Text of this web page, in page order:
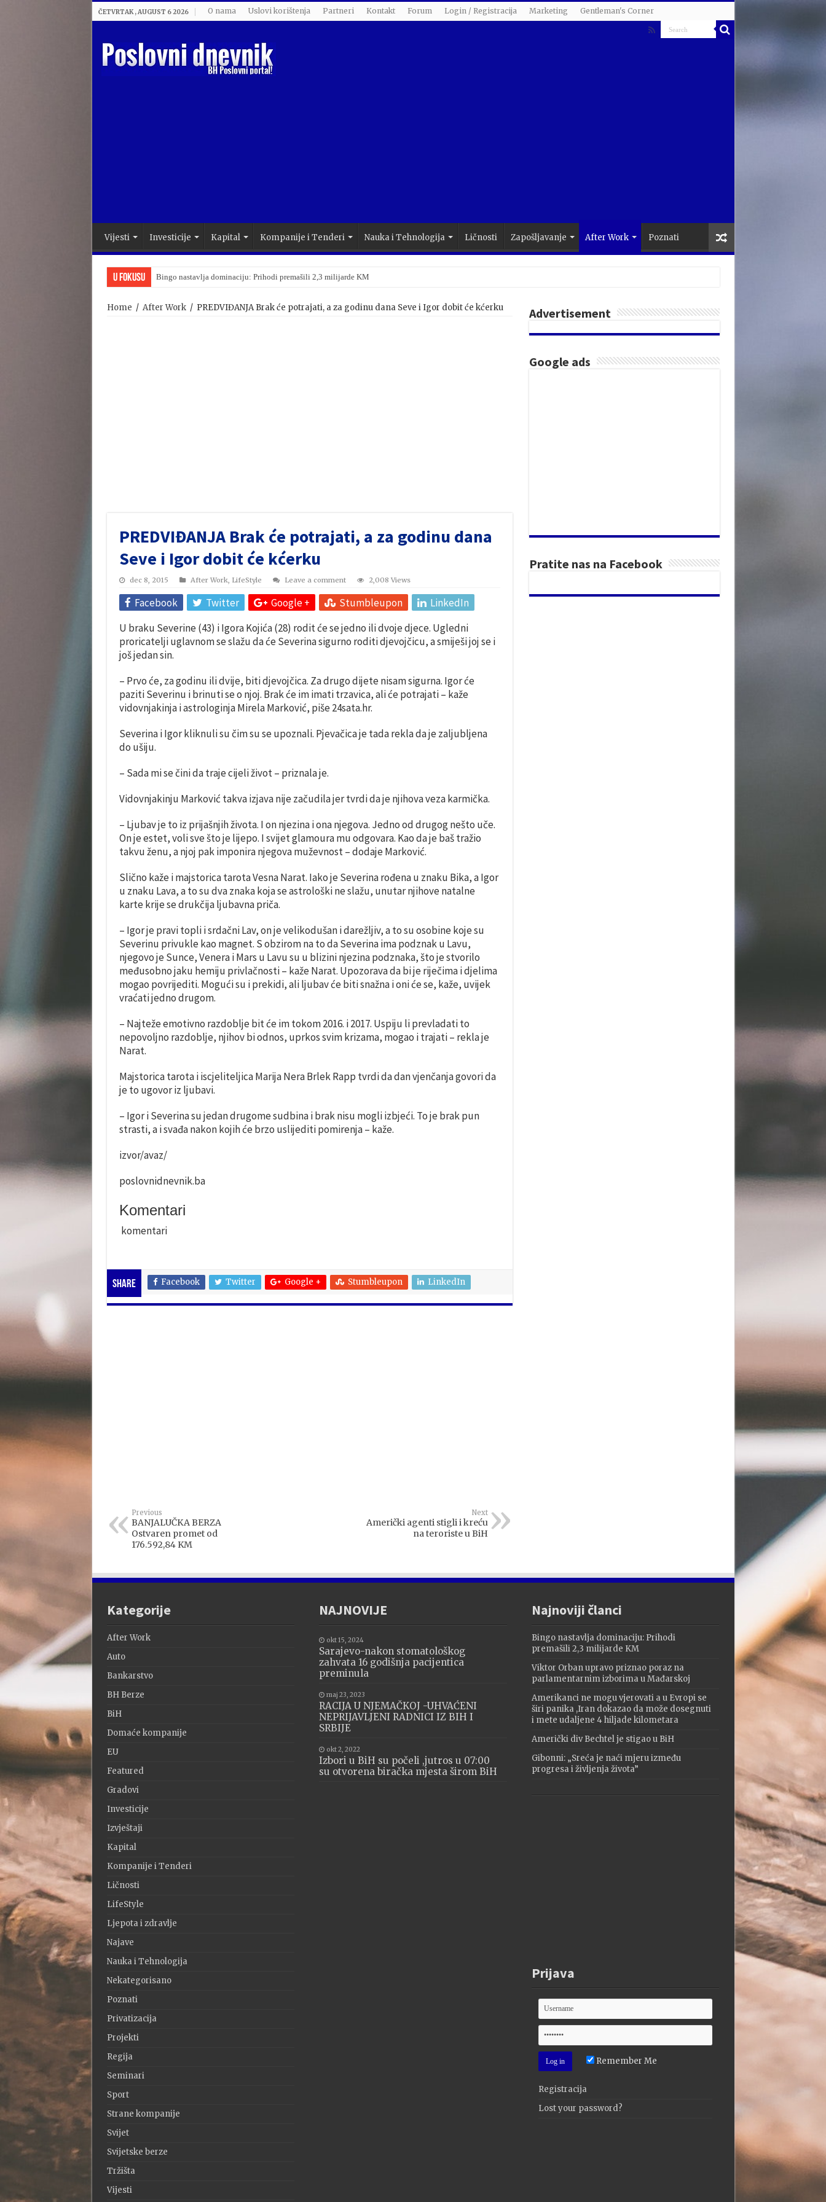
ČETVRTAK , AUGUST 6 2026 O nama Uslovi korištenja Partneri Kontakt Forum Login / Registracija Marketing Gentleman's Corner
Vijesti Investicije Kapital Kompanije i Tenderi Nauka i Tehnologija Ličnosti Zapošljavanje After Work Poznati
U Fokusu Bingo nastavlja dominaciju: Prihodi premašili 2,3 milijarde KM
Home / After Work / PREDVIĐANJA Brak će potrajati, a za godinu dana Seve i Igor dobit će kćerku
PREDVIĐANJA Brak će potrajati, a za godinu dana
Seve i Igor dobit će kćerku
dec 8, 2015 After Work, LifeStyle Leave a comment 2,008 Views
Facebook Twitter Google + Stumbleupon
LinkedIn
U braku Severine (43) i Igora Kojića (28) rodit će se jedno ili dvoje djece. Ugledni
proricatelji uglavnom se slažu da će Severina sigurno roditi djevojčicu, a smiješi joj se i
još jedan sin.
– Prvo će, za godinu ili dvije, biti djevojčica. Za drugo dijete nisam sigurna. Igor će
paziti Severinu i brinuti se o njoj. Brak će im imati trzavica, ali će potrajati – kaže
vidovnjakinja i astrologinja Mirela Marković, piše 24sata.hr.
Severina i Igor kliknuli su čim su se upoznali. Pjevačica je tada rekla da je zaljubljena
do ušiju.
– Sada mi se čini da traje cijeli život – priznala je.
Vidovnjakinju Marković takva izjava nije začudila jer tvrdi da je njihova veza karmička.
– Ljubav je to iz prijašnjih života. I on njezina i ona njegova. Jedno od drugog nešto uče.
On je estet, voli sve što je lijepo. I svijet glamoura mu odgovara. Kao da je baš tražio
takvu ženu, a njoj pak imponira njegova muževnost – dodaje Marković.
Slično kaže i majstorica tarota Vesna Narat. Iako je Severina rođena u znaku Bika, a Igor
u znaku Lava, a to su dva znaka koja se astrološki ne slažu, unutar njihove natalne
karte krije se drukčija ljubavna priča.
– Igor je pravi topli i srdačni Lav, on je velikodušan i darežljiv, a to su osobine koje su
Severinu privukle kao magnet. S obzirom na to da Severina ima podznak u Lavu,
njegovo je Sunce, Venera i Mars u Lavu su u blizini njezina podznaka, što je stvorilo
međusobno jaku hemiju privlačnosti – kaže Narat. Upozorava da bi je riječima i djelima
mogao povrijediti. Mogući su i prekidi, ali ljubav će biti snažna i oni će se, kaže, uvijek
vraćati jedno drugom.
– Najteže emotivno razdoblje bit će im tokom 2016. i 2017. Uspiju li prevladati to
nepovoljno razdoblje, njihov bi odnos, uprkos svim krizama, mogao i trajati – rekla je
Narat.
Majstorica tarota i iscjeliteljica Marija Nera Brlek Rapp tvrdi da dan vjenčanja govori da
je to ugovor iz ljubavi.
– Igor i Severina su jedan drugome sudbina i brak nisu mogli izbjeći. To je brak pun
strasti, a i svađa nakon kojih će brzo uslijediti pomirenja – kaže.
izvor/avaz/
poslovnidnevnik.ba
Komentari
komentari
Share Facebook Twitter Google + Stumbleupon LinkedIn
Previous
BANJALUČKA BERZA
Ostvaren promet od
176.592,84 KM
Next
Američki agenti stigli i kreću
na teroriste u BiH
Advertisement
Google ads
Pratite nas na Facebook
Kategorije
After Work
Auto
Bankarstvo
BH Berze
BiH
Domaće kompanije
EU
Featured
Gradovi
Investicije
Izvještaji
Kapital
Kompanije i Tenderi
Ličnosti
LifeStyle
Ljepota i zdravlje
Najave
Nauka i Tehnologija
Nekategorisano
Poznati
Privatizacija
Projekti
Regija
Seminari
Sport
Strane kompanije
Svijet
Svijetske berze
Tržišta
Vijesti
NAJNOVIJE
okt 15, 2024
Sarajevo-nakon stomatološkog
zahvata 16 godišnja pacijentica
preminula
maj 23, 2023
RACIJA U NJEMAČKOJ -UHVAĆENI
NEPRIJAVLJENI RADNICI IZ BIH I
SRBIJE
okt 2, 2022
Izbori u BiH su počeli ,jutros u 07:00
su otvorena biračka mjesta širom BiH
Najnoviji članci
Bingo nastavlja dominaciju: Prihodi
premašili 2,3 milijarde KM
Viktor Orban upravo priznao poraz na
parlamentarnim izborima u Mađarskoj
Amerikanci ne mogu vjerovati a u Evropi se
širi panika ,Iran dokazao da može dosegnuti
i mete udaljene 4 hiljade kilometara
Američki div Bechtel je stigao u BiH
Gibonni: „Sreća je naći mjeru između
progresa i življenja života”
Prijava
Remember Me
Registracija
Lost your password?